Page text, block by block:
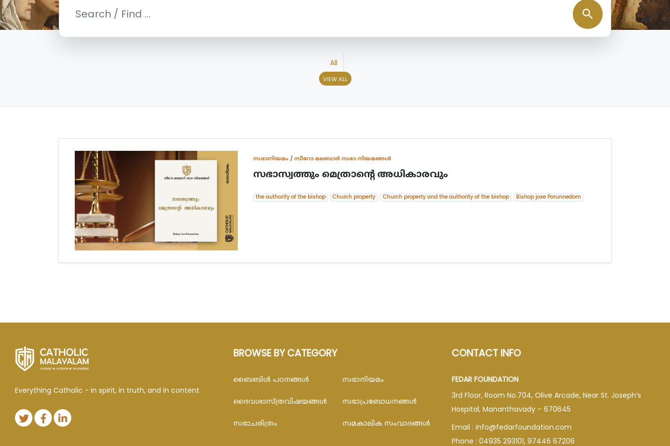
search
All
VIEW ALL
സഭാനിയമം /സീറോ മലബാർ സഭാ നിയമങ്ങൾ
സഭാസ്വത്തും മെത്രാന്‍റെ അധികാരവും
the authority of the bishop Church property Church property and the authority of the bishop Bishop jose Porunnedom
Everything Catholic - in spirit, in truth, and in content.
BROWSE BY CATEGORY
ബൈബിള്‍ പഠനങ്ങള്‍
ദൈവശാസ്ത്രവിഷയങ്ങള്‍
സഭാചരിത്രം
സഭാനിയമം
സഭാപ്രബോധനങ്ങള്‍
സമകാലിക സംവാദങ്ങൾ
CONTACT INFO
FEDAR FOUNDATION
3rd Floor, Room No.704, Olive Arcade, Near St. Joseph’s
Hospital, Mananthavady – 670645
Email : info@fedarfoundation.com
Phone : 04935 293101, 97446 67206